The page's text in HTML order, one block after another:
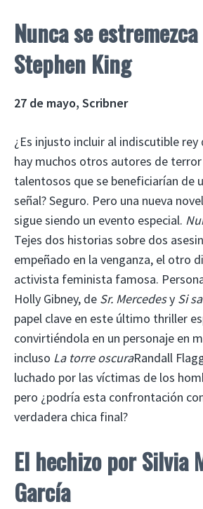
Nunca se estremezca
Stephen King
27 de mayo, Scribner
¿Es injusto incluir al indiscutible
hay muchos otros autores de
talentosos que se beneficiarían de
señal? Seguro. Pero una nueva
sigue siendo un evento especial.
Tejes dos historias sobre dos
empeñado en la venganza, el otro
activista feminista famosa.
Holly Gibney, de Sr. Mercedesy Si
papel clave en este último thriller
convirtiéndola en un personaje en
incluso La torre oscuraRandall
luchado por las víctimas de los
pero ¿podría esta confrontación
verdadera chica final?
El hechizo por Silvia
García